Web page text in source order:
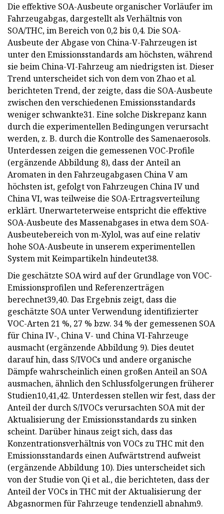
Die effektive SOA-Ausbeute organischer Vorläufer im
Fahrzeugabgas, dargestellt als Verhältnis von
SOA/THC, im Bereich von 0,2 bis 0,4. Die SOA-
Ausbeute der Abgase von China-V-Fahrzeugen ist
unter den Emissionsstandards am höchsten, während
sie beim China-VI-Fahrzeug am niedrigsten ist. Dieser
Trend unterscheidet sich von dem von Zhao et al.
berichteten Trend, der zeigte, dass die SOA-Ausbeute
zwischen den verschiedenen Emissionsstandards
weniger schwankte31. Eine solche Diskrepanz kann
durch die experimentellen Bedingungen verursacht
werden, z. B. durch die Kontrolle des Samenaerosols.
Unterdessen zeigen die gemessenen VOC-Profile
(ergänzende Abbildung 8), dass der Anteil an
Aromaten in den Fahrzeugabgasen China V am
höchsten ist, gefolgt von Fahrzeugen China IV und
China VI, was teilweise die SOA-Ertragsverteilung
erklärt. Unerwarteterweise entspricht die effektive
SOA-Ausbeute des Massenabgases in etwa dem SOA-
Ausbeutebereich von m-Xylol, was auf eine relativ
hohe SOA-Ausbeute in unserem experimentellen
System mit Keimpartikeln hindeutet38.
Die geschätzte SOA wird auf der Grundlage von VOC-
Emissionsprofilen und Referenzerträgen
berechnet39,40. Das Ergebnis zeigt, dass die
geschätzte SOA unter Verwendung identifizierter
VOC-Arten 21 %, 27 % bzw. 34 % der gemessenen SOA
für China IV-, China V- und China VI-Fahrzeuge
ausmacht (ergänzende Abbildung 9). Dies deutet
darauf hin, dass S/IVOCs und andere organische
Dämpfe wahrscheinlich einen großen Anteil an SOA
ausmachen, ähnlich den Schlussfolgerungen früherer
Studien10,41,42. Unterdessen stellen wir fest, dass der
Anteil der durch S/IVOCs verursachten SOA mit der
Aktualisierung der Emissionsstandards zu sinken
scheint. Darüber hinaus zeigt sich, dass das
Konzentrationsverhältnis von VOCs zu THC mit den
Emissionsstandards einen Aufwärtstrend aufweist
(ergänzende Abbildung 10). Dies unterscheidet sich
von der Studie von Qi et al., die berichteten, dass der
Anteil der VOCs in THC mit der Aktualisierung der
Abgasnormen für Fahrzeuge tendenziell abnahm9.